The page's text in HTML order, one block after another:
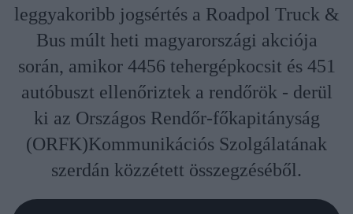
leggyakoribb jogsértés a Roadpol Truck &
Bus múlt heti magyarországi akciója
során, amikor 4456 tehergépkocsit és 451
autóbuszt ellenőriztek a rendőrök - derül
ki az Országos Rendőr-főkapitányság
(ORFK)Kommunikációs Szolgálatának
szerdán közzétett összegzéséből.